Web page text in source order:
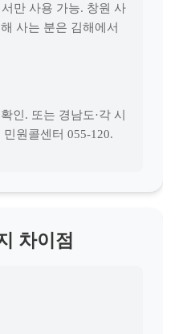
만 사용 가능. 창원 사
사는 분은 김해에서
인. 또는 경남도·각 시
원콜센터 055-120.
차이점